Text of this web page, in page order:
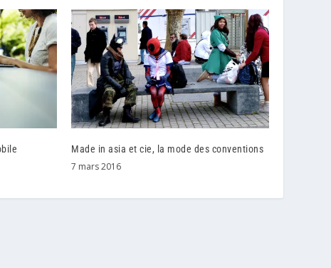
Made in asia et cie, la mode des conventions
7 mars 2016